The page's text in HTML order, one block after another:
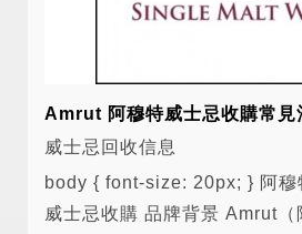
Amrut 阿穆特威士忌收購常見
威士忌回收信息
body { font-size: 20px; } 阿穆特（Amrut）印度
威士忌收購 品牌背景 Amrut（阿穆特）是印度最